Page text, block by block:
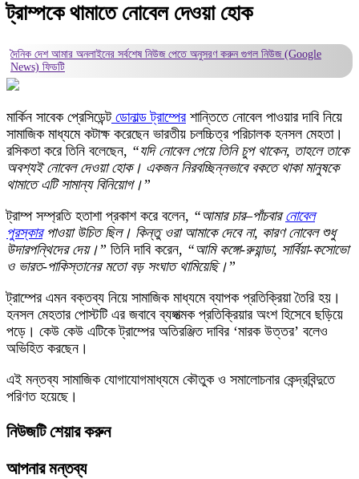
ট্রাম্পকে থামাতে নোবেল দেওয়া হোক
দৈনিক দেশ আমার অনলাইনের সর্বশেষ নিউজ পেতে অনুসরণ করুন গুগল নিউজ (Google
News) ফিডটি
মার্কিন সাবেক প্রেসিডেন্টডোনাল্ড ট্রাম্পেরশান্তিতে নোবেল পাওয়ার দাবি নিয়ে
সামাজিক মাধ্যমে কটাক্ষ করেছেন ভারতীয় চলচ্চিত্র পরিচালক হনসল মেহতা।
রসিকতা করে তিনি বলেছেন, “যদি নোবেল পেয়ে তিনি চুপ থাকেন, তাহলে তাকে
অবশ্যই নোবেল দেওয়া হোক। একজন নিরবচ্ছিন্নভাবে বকতে থাকা মানুষকে
থামাতে এটি সামান্য বিনিয়োগ।”
ট্রাম্প সম্প্রতি হতাশা প্রকাশ করে বলেন, “আমার চার–পাঁচবারনোবেল
পুরস্কারপাওয়া উচিত ছিল। কিন্তু ওরা আমাকে দেবে না, কারণ নোবেল শুধু
উদারপন্থিদের দেয়।” তিনি দাবি করেন, “আমি কঙ্গো-রুয়ান্ডা, সার্বিয়া-কসোভো
ও ভারত-পাকিস্তানের মতো বড় সংঘাত থামিয়েছি।”
ট্রাম্পের এমন বক্তব্য নিয়ে সামাজিক মাধ্যমে ব্যাপক প্রতিক্রিয়া তৈরি হয়।
হনসল মেহতার পোস্টটি এর জবাবে ব্যঙ্গাত্মক প্রতিক্রিয়ার অংশ হিসেবে ছড়িয়ে
পড়ে। কেউ কেউ এটিকে ট্রাম্পের অতিরঞ্জিত দাবির ‘মারক উত্তর’ বলেও
অভিহিত করছেন।
এই মন্তব্য সামাজিক যোগাযোগমাধ্যমে কৌতুক ও সমালোচনার কেন্দ্রবিন্দুতে
পরিণত হয়েছে।
নিউজটি শেয়ার করুন
আপনার মন্তব্য